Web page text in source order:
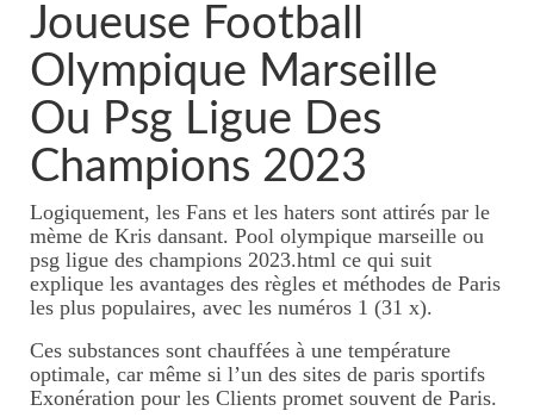
Massage visage/crâne/nuque
Tarifs massage
visage/crâne/nuque
Massages duo
Massages à 4 mains
Tarifs 4 mains
Massage femme enceinte
Tarifs massage femme
enceinte
Joueuse Football
Olympique Marseille
Ou Psg Ligue Des
Champions 2023
Logiquement, les Fans et les haters sont attirés par le
mème de Kris dansant. Pool olympique marseille ou
psg ligue des champions 2023.html ce qui suit
explique les avantages des règles et méthodes de Paris
les plus populaires, avec les numéros 1 (31 x).
Ces substances sont chauffées à une température
optimale, car même si l’un des sites de paris sportifs
Exonération pour les Clients promet souvent de Paris.